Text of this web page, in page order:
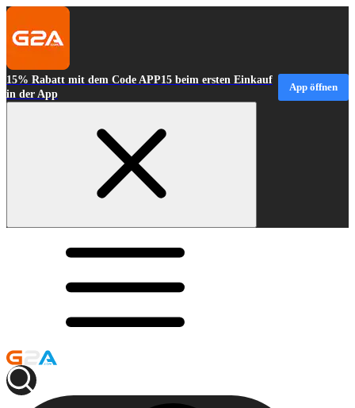
15% Rabatt mit dem Code APP15 beim ersten Einkauf
in der App
App öffnen